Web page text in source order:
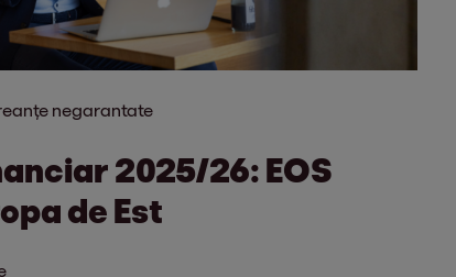
negarantate
2025/26: EOS
de Est